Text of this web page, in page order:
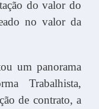
do valor do
no valor da
um panorama
Trabalhista,
de contrato, a